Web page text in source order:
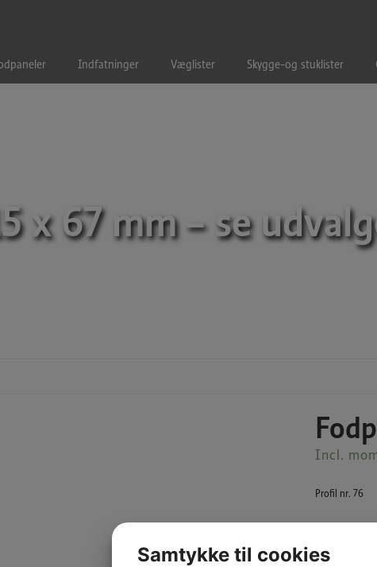
Indfatninger Væglister Skygge-og stuklister
x 67 mm – se
Incl.
Profil nr. 76
Vi er ikke
Samtykke til cookies